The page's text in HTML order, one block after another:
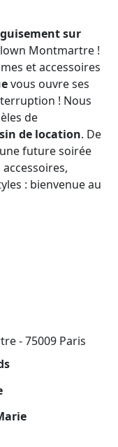
sur
Montmartre !
et accessoires
vous ouvre ses
! Nous
de
de location. De
future soirée
: bienvenue au
- 75009 Paris